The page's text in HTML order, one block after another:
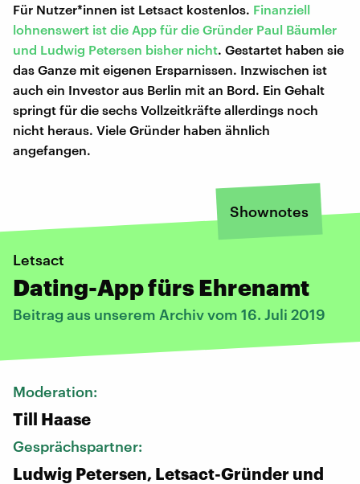
Für Nutzer*innen ist Letsact kostenlos. Finanziell
lohnenswert ist die App für die Gründer Paul Bäumler
und Ludwig Petersen bisher nicht. Gestartet haben sie
das Ganze mit eigenen Ersparnissen. Inzwischen ist
auch ein Investor aus Berlin mit an Bord. Ein Gehalt
springt für die sechs Vollzeitkräfte allerdings noch
nicht heraus. Viele Gründer haben ähnlich
angefangen.
Shownotes
Letsact
Dating-App fürs Ehrenamt
Beitrag aus unserem Archiv vom 16. Juli 2019
Moderation:
Till Haase
Gesprächspartner:
Ludwig Petersen, Letsact-Gründer und